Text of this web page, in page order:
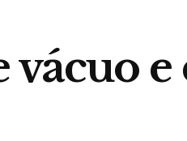
vácuo